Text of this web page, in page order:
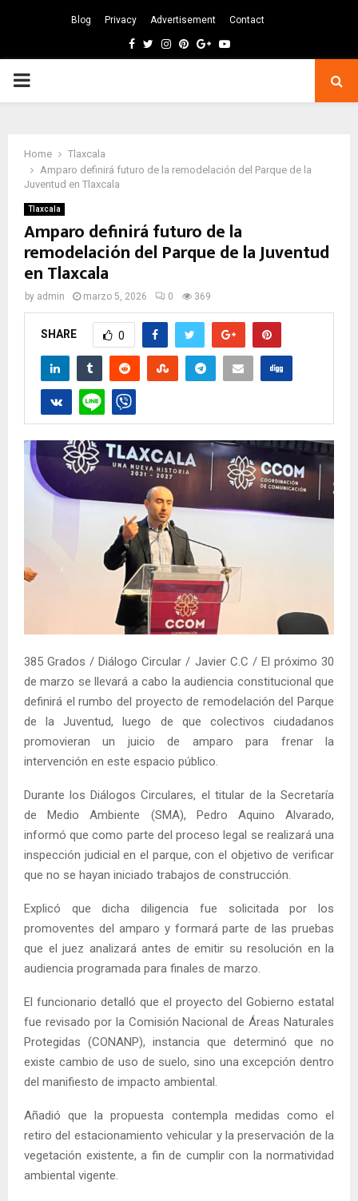
Blog Privacy Advertisement Contact
Facebook
TwitterInstagram
Pinterest
GoogleYoutube
PRIMARY
Home
Tlaxcala
Amparo definirá futuro de la remodelación del Parque de la
Juventud en Tlaxcala
Tlaxcala
Amparo definirá futuro de la
remodelación del Parque de la Juventud
en Tlaxcala
by admin marzo 5, 2026 0 369
SHARE 0
385 Grados / Diálogo Circular / Javier C.C / El próximo 30
de marzo se llevará a cabo la audiencia constitucional que
definirá el rumbo del proyecto de remodelación del Parque
de la Juventud, luego de que colectivos ciudadanos
promovieran un juicio de amparo para frenar la
intervención en este espacio público.
Durante los Diálogos Circulares, el titular de la Secretaría
de Medio Ambiente (SMA), Pedro Aquino Alvarado,
informó que como parte del proceso legal se realizará una
inspección judicial en el parque, con el objetivo de verificar
que no se hayan iniciado trabajos de construcción.
Explicó que dicha diligencia fue solicitada por los
promoventes del amparo y formará parte de las pruebas
que el juez analizará antes de emitir su resolución en la
audiencia programada para finales de marzo.
El funcionario detalló que el proyecto del Gobierno estatal
fue revisado por la Comisión Nacional de Áreas Naturales
Protegidas (CONANP), instancia que determinó que no
existe cambio de uso de suelo, sino una excepción dentro
del manifiesto de impacto ambiental.
Añadió que la propuesta contempla medidas como el
retiro del estacionamiento vehicular y la preservación de la
vegetación existente, a fin de cumplir con la normatividad
ambiental vigente.